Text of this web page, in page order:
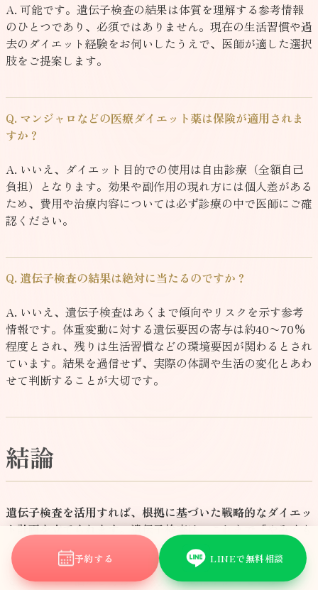
A. 可能です。遺伝子検査の結果は体質を理解する参考情報
のひとつであり、必須ではありません。現在の生活習慣や過
去のダイエット経験をお伺いしたうえで、医師が適した選択
肢をご提案します。
Q. マンジャロなどの医療ダイエット薬は保険が適用されま
すか？
A. いいえ、ダイエット目的での使用は自由診療（全額自己
負担）となります。効果や副作用の現れ方には個人差がある
ため、費用や治療内容については必ず診療の中で医師にご確
認ください。
Q. 遺伝子検査の結果は絶対に当たるのですか？
A. いいえ、遺伝子検査はあくまで傾向やリスクを示す参考
情報です。体重変動に対する遺伝要因の寄与は約40〜70%
程度とされ、残りは生活習慣などの環境要因が関わるとされ
ています。結果を過信せず、実際の体調や生活の変化とあわ
せて判断することが大切です。
結論
遺伝子検査を活用すれば、根拠に基づいた戦略的なダイエッ
ト計画を立てられます。遺伝子検査は、これまで「やみくも
な努力」だったダイエットを「根拠ある戦略」に変える大き
な力を持っています。ただし、遺伝子はあくまで「設計図」
であり、その活かし方は私たちの行動にかかっています。
予約する LINEで無料相談